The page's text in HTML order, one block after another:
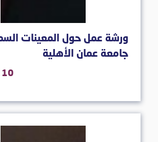
ورشة عمل حول المعينات
جامعة عمان الأهلية
10 آذار 2019